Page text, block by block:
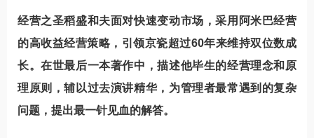
经营之圣稻盛和夫面对快速变动市场，采用阿米巴经营
的高收益经营策略，引领京瓷超过60年来维持双位数成
长。在世最后一本著作中，描述他毕生的经营理念和原
理原则，辅以过去演讲精华，为管理者最常遇到的复杂
问题，提出最一针见血的解答。